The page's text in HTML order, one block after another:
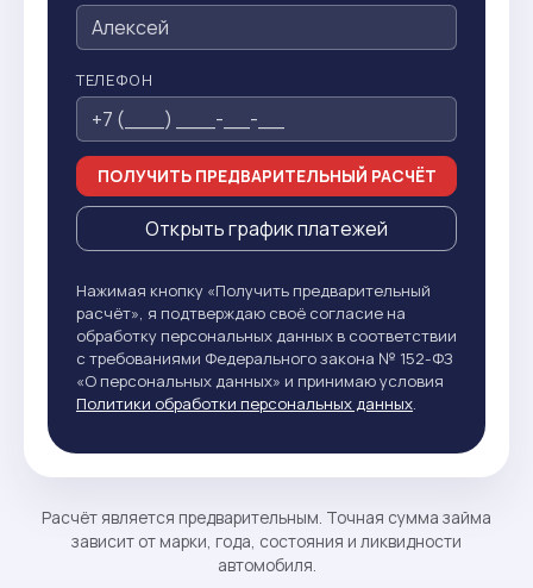
ТЕЛЕФОН
ПОЛУЧИТЬ ПРЕДВАРИТЕЛЬНЫЙ РАСЧЁТ
Открыть график платежей
Нажимая кнопку «Получить предварительный
расчёт», я подтверждаю своё согласие на
обработку персональных данных в соответствии
с требованиями Федерального закона № 152-ФЗ
«О персональных данных» и принимаю условия
Политики обработки персональных данных.
Расчёт является предварительным. Точная сумма займа
зависит от марки, года, состояния и ликвидности
автомобиля.